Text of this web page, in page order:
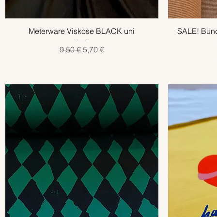
Schnellansicht
Meterware Viskose BLACK uni
Standardpreis
9,50 € Sale-Preis
5,70 €
SALE!